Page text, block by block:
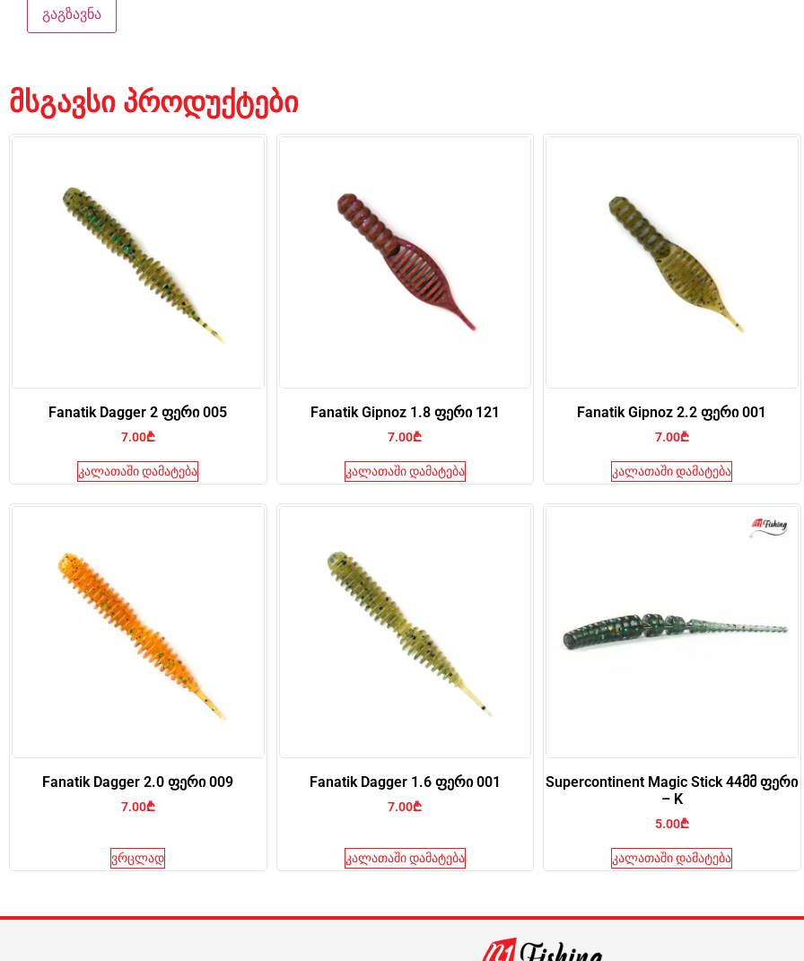
მსგავსი პროდუქტები
Fanatik Dagger 2 ფერი 005
7.00₾
კალათაში დამატება
Fanatik Gipnoz 1.8 ფერი 121
7.00₾
კალათაში დამატება
Fanatik Gipnoz 2.2 ფერი 001
7.00₾
კალათაში დამატება
Fanatik Dagger 2.0 ფერი 009
7.00₾
ვრცლად
Fanatik Dagger 1.6 ფერი 001
7.00₾
კალათაში დამატება
Supercontinent Magic Stick 44მმ ფერი
– K
5.00₾
კალათაში დამატება